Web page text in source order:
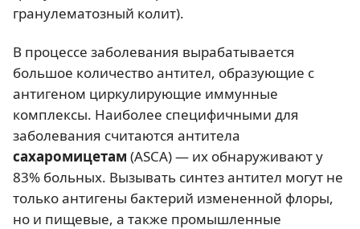
гранулематозный колит).
В процессе заболевания вырабатывается
большое количество антител, образующие с
антигеном циркулирующие иммунные
комплексы. Наиболее специфичными для
заболевания считаются антитела
сахаромицетам (ASCA) — их обнаруживают у
83% больных. Вызывать синтез антител могут не
только антигены бактерий измененной флоры,
но и пищевые, а также промышленные